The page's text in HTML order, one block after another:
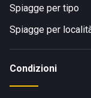
Spiagge per tipo
Spiagge per
Condizioni